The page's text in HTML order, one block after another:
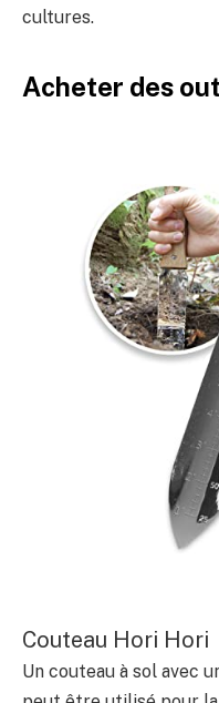
cultures.
Acheter des
Couteau Hori Hori
Un couteau à sol avec